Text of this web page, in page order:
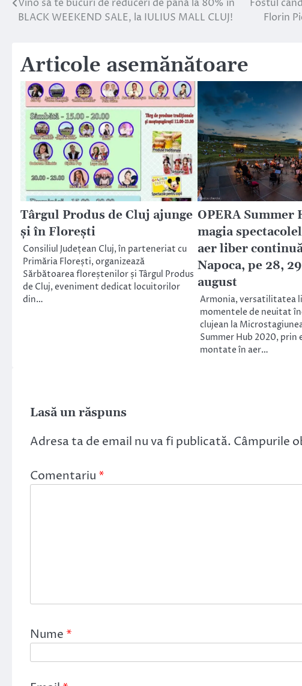
Navigare
Vino să te bucuri de reduceri de până la 80% în
BLACK WEEKEND SALE, la IULIUS MALL CLUJ!
Fostul
Florin
Articole asemănătoare
Târgul Produs de Cluj ajunge
și în Florești
Consiliul Județean Cluj, în parteneriat cu
Primăria Florești, organizează
Sărbătoarea floreștenilor și Târgul Produs
de Cluj, eveniment dedicat locuitorilor
din…
OPERA Summer
magia
aer liber
Napoca, pe 28,
august
Armonia, versatilitatea
momentele de neuitat
clujean la
Summer Hub 2020, prin
montate în aer…
Lasă un răspuns
Adresa ta de email nu va fi publicată. Câmpurile
Comentariu *
Nume *